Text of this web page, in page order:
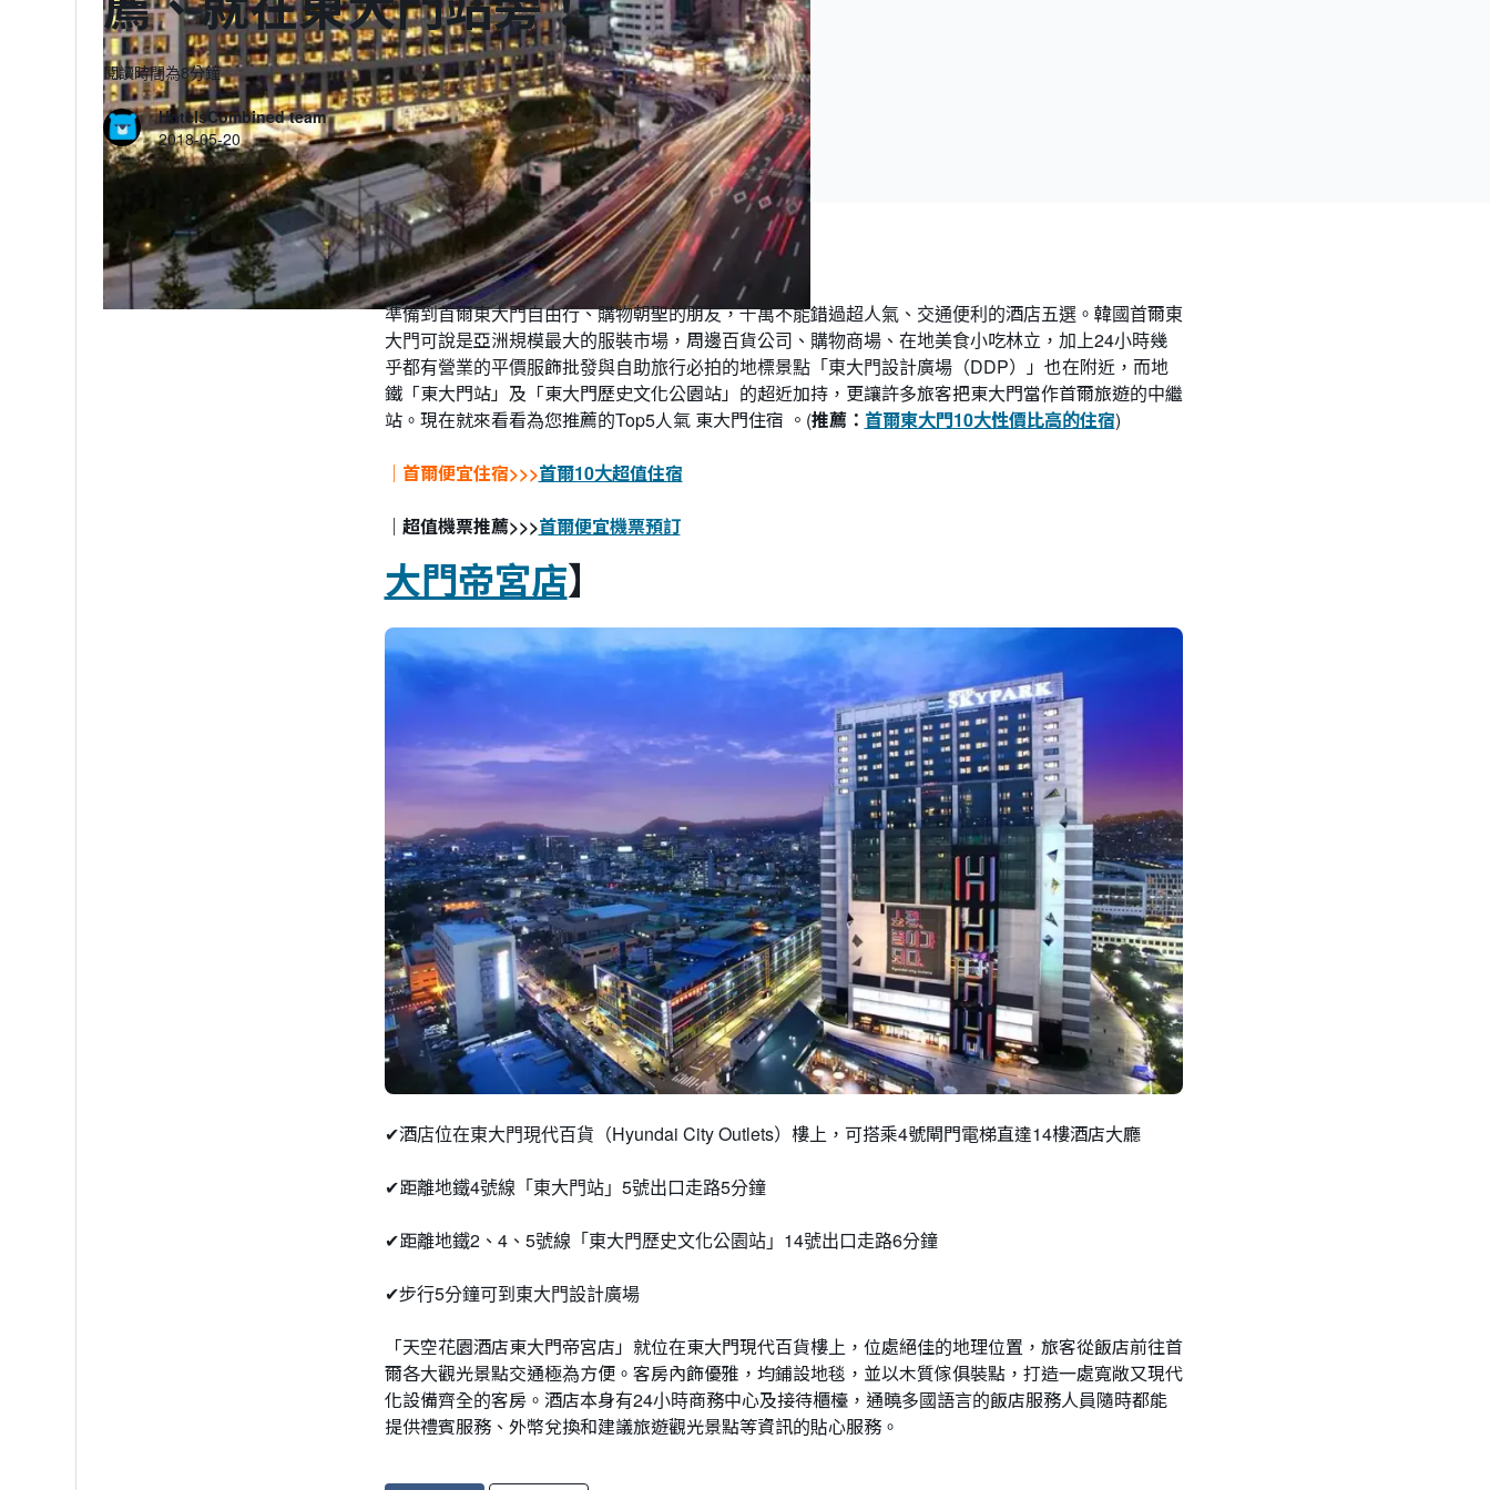
閱讀時間為8分鐘
HotelsCombined team
2018-05-20
準備到首爾東大門自由行、購物朝聖的朋友，千萬不能錯過超人氣、交通便利的酒店五選。韓國首爾東
大門可說是亞洲規模最大的服裝市場，周邊百貨公司、購物商場、在地美食小吃林立，加上24小時幾
乎都有營業的平價服飾批發與自助旅行必拍的地標景點「東大門設計廣場（DDP）」也在附近，而地
鐵「東大門站」及「東大門歷史文化公園站」的超近加持，更讓許多旅客把東大門當作首爾旅遊的中繼
站。現在就來看看為您推薦的Top5人氣 東大門住宿 。(推薦： 首爾東大門10大性價比高的住宿)
｜首爾便宜住宿>>>首爾10大超值住宿
｜超值機票推薦>>>首爾便宜機票預訂
大門帝宮店】
✔酒店位在東大門現代百貨（Hyundai City Outlets）樓上，可搭乘4號閘門電梯直達14樓酒店大廳
✔距離地鐵4號線「東大門站」5號出口走路5分鐘
✔距離地鐵2、4、5號線「東大門歷史文化公園站」14號出口走路6分鐘
✔步行5分鐘可到東大門設計廣場
「天空花園酒店東大門帝宮店」就位在東大門現代百貨樓上，位處絕佳的地理位置，旅客從飯店前往首
爾各大觀光景點交通極為方便。客房內飾優雅，均鋪設地毯，並以木質傢俱裝點，打造一處寬敞又現代
化設備齊全的客房。酒店本身有24小時商務中心及接待櫃檯，通曉多國語言的飯店服務人員隨時都能
提供禮賓服務、外幣兌換和建議旅遊觀光景點等資訊的貼心服務。